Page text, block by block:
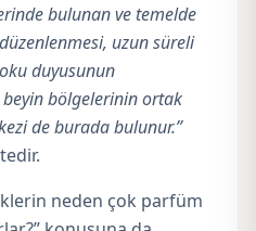
bulunan ve temelde
uzun süreli
duyusunun
bölgelerinin ortak
de burada bulunur.”
neden çok parfüm